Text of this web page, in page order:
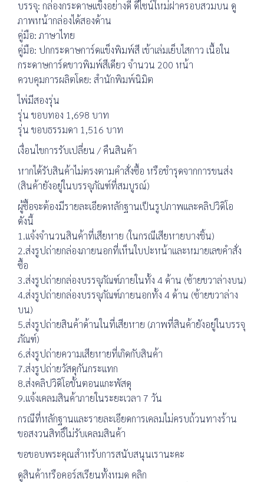
บรรจุ: กล่องกระดาษแข็งอย่างดี ดีไซน์ใหม่ฝาครอบสวมบน ดู
ภาพหน้ากล่องได้สองด้าน
คู่มือ: ภาษาไทย
คู่มือ: ปกกระดาษการ์ดแข็งพิมพ์สี เข้าเล่มเย็บไสกาว เนื้อใน
กระดาษการ์ดขาวพิมพ์สีเดียว จำนวน 200 หน้า
ควบคุมการผลิตโดย: สำนักพิมพ์นิมิต
ไพ่มีสองรุ่น
รุ่น ขอบทอง 1,698 บาท
รุ่น ขอบธรรมดา 1,516 บาท
เงื่อนไขการรับเปลี่ยน / คืนสินค้า
หากได้รับสินค้าไม่ตรงตามคำสั่งซื้อ หรือชำรุดจากการขนส่ง
(สินค้ายังอยู่ในบรรจุภัณฑ์ที่สมบูรณ์)
ผู้ซื้อจะต้องมีรายละเอียดหลักฐานเป็นรูปภาพและคลิปวิดิโอ
ดังนี้
1.แจ้งจำนวนสินค้าที่เสียหาย (ในกรณีเสียหายบางชิ้น)
2.ส่งรูปถ่ายกล่องภายนอกที่เห็นใบปะหน้าและหมายเลขคำสั่ง
ซื้อ
3.ส่งรูปถ่ายกล่องบรรจุภัณฑ์ภายในทั้ง 4 ด้าน (ซ้ายขวาล่างบน)
4.ส่งรูปถ่ายกล่องบรรจุภัณฑ์ภายนอกทั้ง 4 ด้าน (ซ้ายขวาล่าง
บน)
5.ส่งรูปถ่ายสินค้าด้านในที่เสียหาย (ภาพที่สินค้ายังอยู่ในบรรจุ
ภัณฑ์)
6.ส่งรูปถ่ายความเสียหายที่เกิดกับสินค้า
7.ส่งรูปถ่ายวัสดุกันกระแทก
8.ส่งคลิปวิดิโอขั้นตอนแกะพัสดุ
9.แจ้งเคลมสินค้าภายในระยะเวลา 7 วัน
กรณีที่หลักฐานและรายละเอียดการเคลมไม่ครบถ้วนทางร้าน
ขอสงวนสิทธิ์ไม่รับเคลมสินค้า
ขอขอบพระคุณสำหรับการสนับสนุนเรานะคะ
ดูสินค้าหรือคอร์สเรียนทั้งหมด คลิก